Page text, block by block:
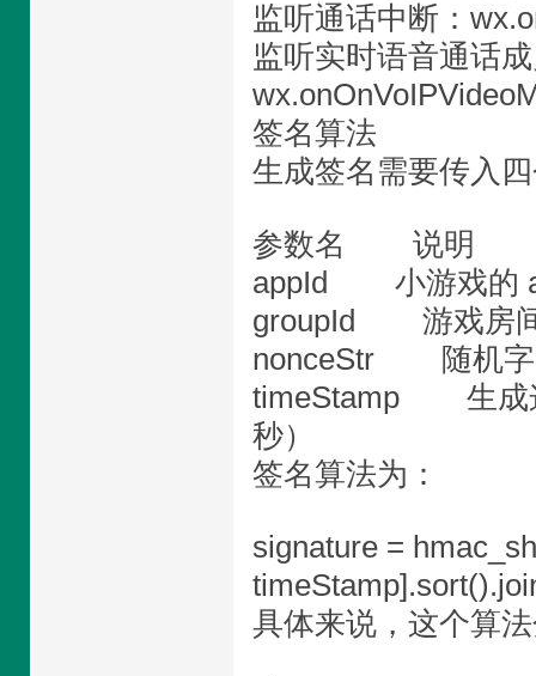
监听通话中断：
监听实时语音通话
签名算法
生成签名需要传入
参数名 说明
appId 小游戏的
groupId 游戏房间
nonceStr 随机字
timeStamp 生成这
秒）
签名算法为：
signature =
具体来说，这个算